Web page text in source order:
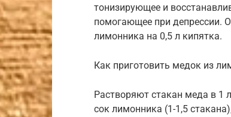
тонизирующее и
помогающее при депрессии.
лимонника на 0,5 л кипятка.
Как приготовить медок из
Растворяют стакан меда в 1
сок лимонника (1-1,5